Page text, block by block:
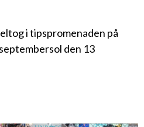
i tipspromenaden på
den 13